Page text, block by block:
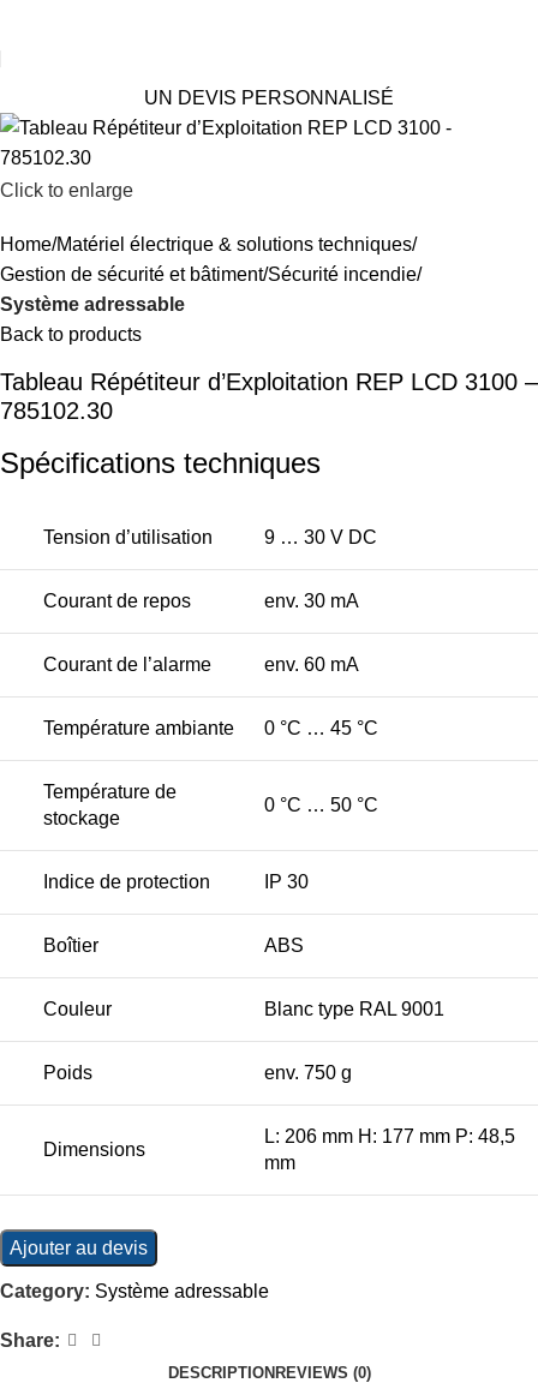
UN DEVIS PERSONNALISÉ
Click to enlarge
Home Matériel électrique & solutions techniques
Gestion de sécurité et bâtiment Sécurité incendie
Système adressable
Back to products
Tableau Répétiteur d’Exploitation REP LCD 3100 –
785102.30
Spécifications techniques
Tension d’utilisation 9 … 30 V DC
Courant de repos env. 30 mA
Courant de l’alarme env. 60 mA
Température ambiante 0 °C … 45 °C
Température de
stockage
0 °C … 50 °C
Indice de protection IP 30
Boîtier ABS
Couleur Blanc type RAL 9001
Poids env. 750 g
Dimensions
L: 206 mm H: 177 mm P: 48,5
mm
Ajouter au devis
Category: Système adressable
Share:
DESCRIPTIONREVIEWS (0)